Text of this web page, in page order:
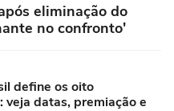
eliminação do
no confronto'
define os oito
veja datas, premiação e